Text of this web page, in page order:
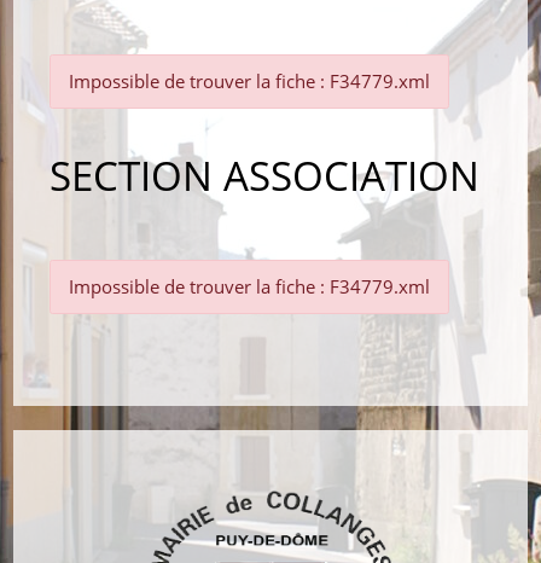
Impossible de trouver la fiche : F34779.xml
SECTION ASSOCIATION
Impossible de trouver la fiche : F34779.xml